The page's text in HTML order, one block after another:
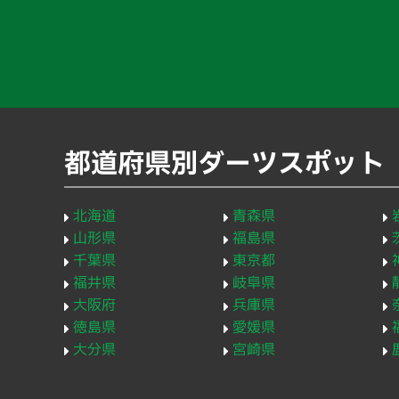
都道府県別ダーツスポット
北海道 青森県
山形県
福島県
千葉県
東京都
福井県
岐阜県
大阪府
兵庫県
徳島県
愛媛県
大分県
宮崎県